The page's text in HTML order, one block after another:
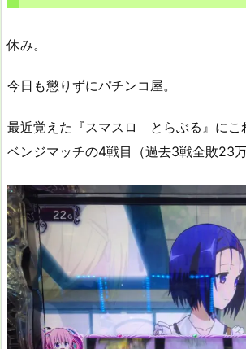
休み。
今日も懲りずにパチンコ屋。
最近覚えた『スマスロ とらぶる』にこ
ベンジマッチの4戦目（過去3戦全敗23